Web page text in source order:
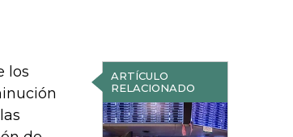
ARTÍCULO
RELACIONADO
los